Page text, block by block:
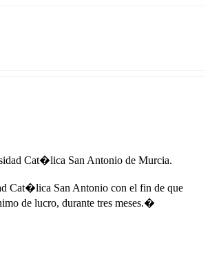
Cat�lica San Antonio de Murcia.
Cat�lica San Antonio con el fin de que
de lucro, durante tres meses.�